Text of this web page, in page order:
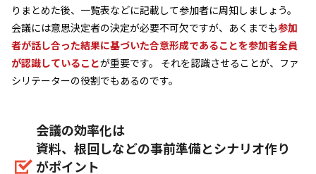
りまとめた後、一覧表などに記載して参加者に周知しましょう。
会議には意思決定者の決定が必要不可欠ですが、あくまでも参加
者が話し合った結果に基づいた合意形成であることを参加者全員
が認識していることが重要です。 それを認識させることが、ファ
シリテーターの役割でもあるのです。
会議の効率化は
資料、根回しなどの事前準備とシナリオ作り
がポイント